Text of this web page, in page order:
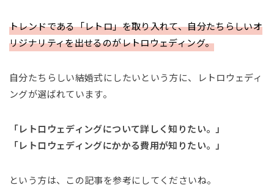
トレンドである「レトロ」を取り入れて、自分たちらしいオ
リジナリティを出せるのがレトロウェディング。
自分たちらしい結婚式にしたいという方に、レトロウェディ
ングが選ばれています。
「レトロウェディングについて詳しく知りたい。」
「レトロウェディングにかかる費用が知りたい。」
という方は、この記事を参考にしてくださいね。